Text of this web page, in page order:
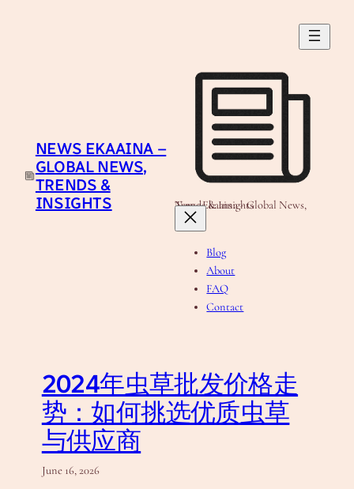
NEWS EKAAINA –
GLOBAL NEWS,
TRENDS &
INSIGHTS
News Ekaaina - Global News, Trends & Insights
Blog
About
FAQ
Contact
2024年虫草批发价格走
势：如何挑选优质虫草
与供应商
June 16, 2026